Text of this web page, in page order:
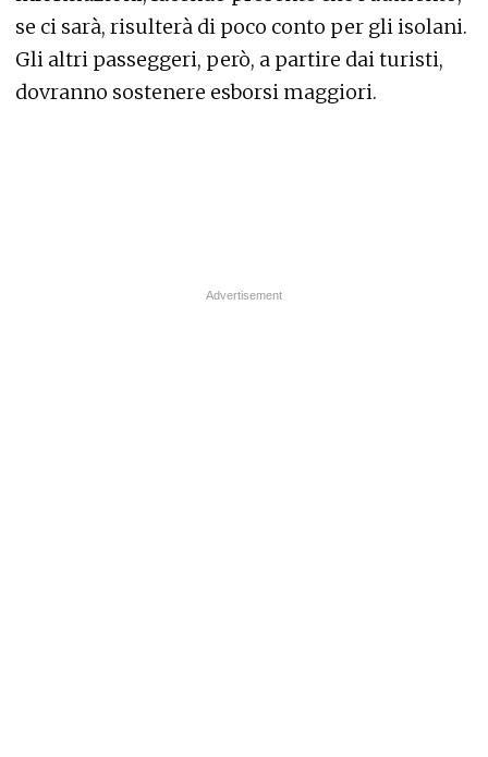
se ci sarà, risulterà di poco conto per gli isolani.
Gli altri passeggeri, però, a partire dai turisti,
dovranno sostenere esborsi maggiori.